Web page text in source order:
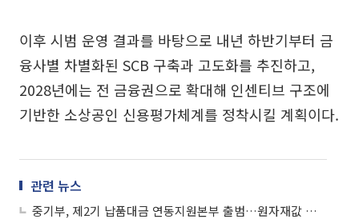
이후 시범 운영 결과를 바탕으로 내년 하반기부터 금
융사별 차별화된 SCB 구축과 고도화를 추진하고,
2028년에는 전 금융권으로 확대해 인센티브 구조에
기반한 소상공인 신용평가체계를 정착시킬 계획이다.
관련 뉴스
중기부, 제2기 납품대금 연동지원본부 출범…원자재값 급등 대응 강화